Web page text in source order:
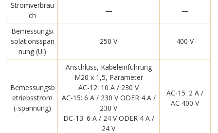
Stromverbrau
ch
— —
Bemessungsi
solationsspan
nung (Ui)
250 V 400 V
Bemessungsb
etriebsstrom
(-spannung)
Anschluss, Kabeleinführung
M20 x 1,5, Parameter
AC-12: 10 A / 230 V
AC-15: 6 A / 230 V ODER 4 A /
230 V
DC-13: 6 A / 24 V ODER 4 A /
24 V
AC-15: 2 A /
AC 400 V